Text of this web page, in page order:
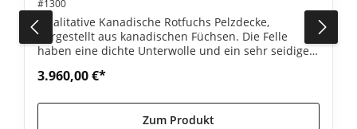
#1300
Qualitative Kanadische Rotfuchs Pelzdecke,
hergestellt aus kanadischen Füchsen. Die Felle
haben eine dichte Unterwolle und ein sehr seidiges
3.960,00 €*
Zum Produkt